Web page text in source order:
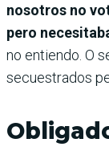
nosotros no
pero
no entiendo. O
secuestrados